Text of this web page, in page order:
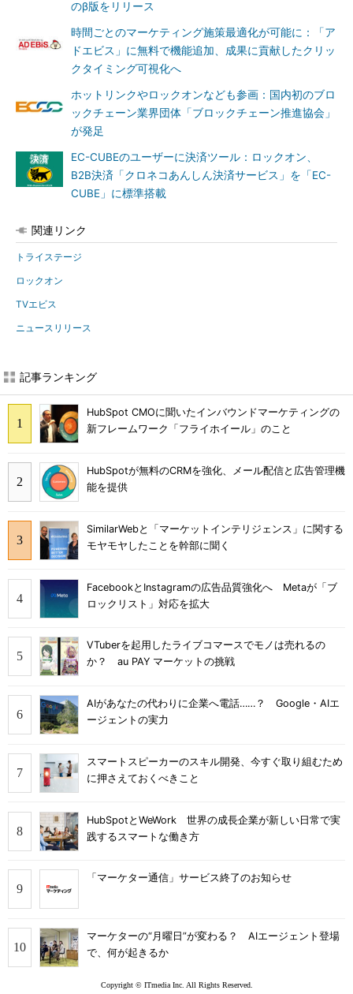
のβ版をリリース
時間ごとのマーケティング施策最適化が可能に：「ア
ドエビス」に無料で機能追加、成果に貢献したクリッ
クタイミング可視化へ
ホットリンクやロックオンなども参画：国内初のブロ
ックチェーン業界団体「ブロックチェーン推進協会」
が発足
EC-CUBEのユーザーに決済ツール：ロックオン、
B2B決済「クロネコあんしん決済サービス」を「EC-
CUBE」に標準搭載
関連リンク
トライステージ
ロックオン
TVエビス
ニュースリリース
記事ランキング
HubSpot CMOに聞いたインバウンドマーケティングの
新フレームワーク「フライホイール」のこと
HubSpotが無料のCRMを強化、メール配信と広告管理機
能を提供
SimilarWebと「マーケットインテリジェンス」に関する
モヤモヤしたことを幹部に聞く
FacebookとInstagramの広告品質強化へ Metaが「ブ
ロックリスト」対応を拡大
VTuberを起用したライブコマースでモノは売れるの
か？ au PAY マーケットの挑戦
AIがあなたの代わりに企業へ電話……？ Google・AIエ
ージェントの実力
スマートスピーカーのスキル開発、今すぐ取り組むため
に押さえておくべきこと
HubSpotとWeWork 世界の成長企業が新しい日常で実
践するスマートな働き方
「マーケター通信」サービス終了のお知らせ
マーケターの“月曜日”が変わる？ AIエージェント登場
で、何が起きるか
Copyright © ITmedia Inc. All Rights Reserved.